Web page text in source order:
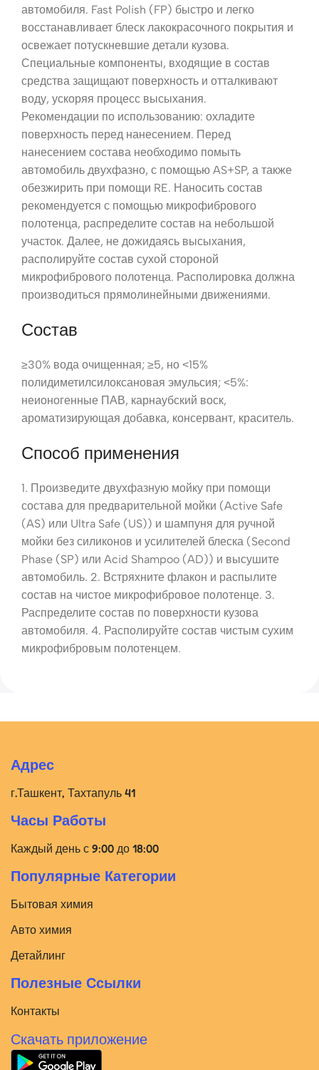
автомобиля. Fast Polish (FP) быстро и легко
восстанавливает блеск лакокрасочного покрытия и
освежает потускневшие детали кузова.
Специальные компоненты, входящие в состав
средства защищают поверхность и отталкивают
воду, ускоряя процесс высыхания.
Рекомендации по использованию: охладите
поверхность перед нанесением. Перед
нанесением состава необходимо помыть
автомобиль двухфазно, с помощью AS+SP, а также
обезжирить при помощи RE. Наносить состав
рекомендуется с помощью микрофибрового
полотенца, распределите состав на небольшой
участок. Далее, не дожидаясь высыхания,
располируйте состав сухой стороной
микрофибрового полотенца. Располировка должна
производиться прямолинейными движениями.
Состав
≥30% вода очищенная; ≥5, но ˂15%
полидиметилсилоксановая эмульсия; ˂5%:
неионогенные ПАВ, карнаубский воск,
ароматизирующая добавка, консервант, краситель.
Способ применения
1. Произведите двухфазную мойку при помощи
состава для предварительной мойки (Active Safe
(AS) или Ultra Safe (US)) и шампуня для ручной
мойки без силиконов и усилителей блеска (Second
Phase (SP) или Acid Shampoo (AD)) и высушите
автомобиль. 2. Встряхните флакон и распылите
состав на чистое микрофибровое полотенце. 3.
Распределите состав по поверхности кузова
автомобиля. 4. Располируйте состав чистым сухим
микрофибровым полотенцем.
Адрес
г.Ташкент, Тахтапуль 41
Часы Работы
Каждый день с 9:00 до 18:00
Популярные Категории
Бытовая химия
Авто химия
Детайлинг
Полезные Ссылки
Контакты
Скачать приложение